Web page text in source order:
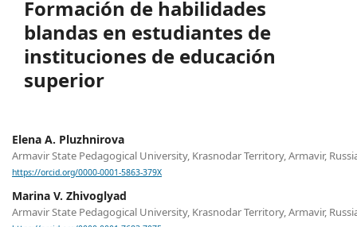
Formación de habilidades
blandas en estudiantes de
instituciones de educación
superior
Elena A. Pluzhnirova
Armavir State Pedagogical University, Krasnodar Territory, Armavir,
https://orcid.org/0000-0001-5863-379X
Marina V. Zhivoglyad
Armavir State Pedagogical University, Krasnodar Territory, Armavir,